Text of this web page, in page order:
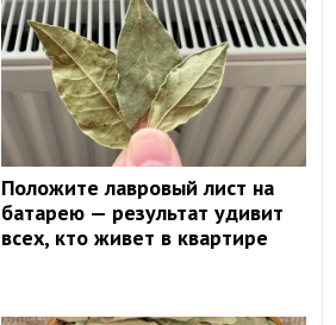
Положите лавровый лист на
батарею — результат удивит
всех, кто живет в квартире